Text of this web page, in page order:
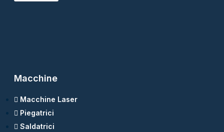
Macchine
Macchine Laser
Piegatrici
Saldatrici